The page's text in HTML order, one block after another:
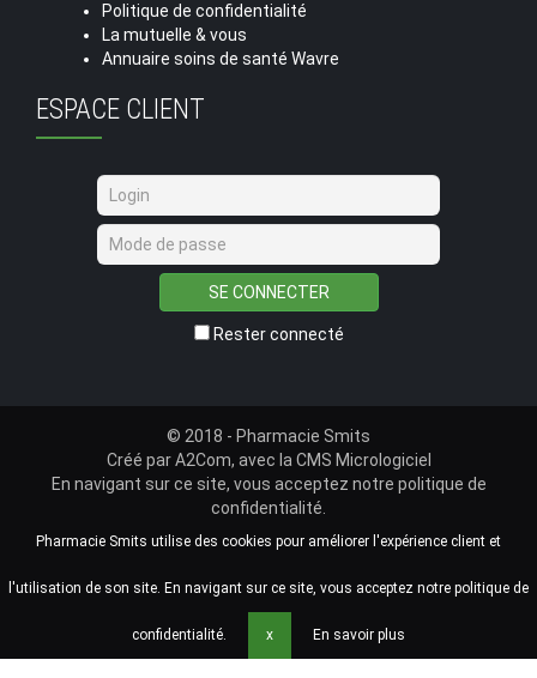
Pharmacie Smits utilise des cookies pour améliorer l'expérience client et
l'utilisation de son site. En navigant sur ce site, vous acceptez notre politique de
confidentialité. x En savoir plus
Politique de confidentialité
La mutuelle & vous
Annuaire soins de santé Wavre
ESPACE CLIENT
SE CONNECTER
Rester connecté
© 2018 - Pharmacie Smits
Créé parA2Com, avec la CMS Micrologiciel
En navigant sur ce site, vous acceptez notre politique de
confidentialité